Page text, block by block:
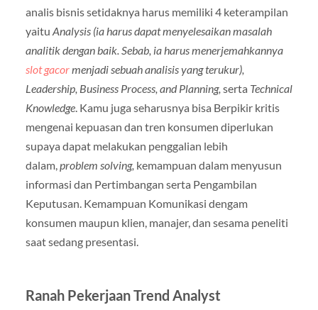
analis bisnis setidaknya harus memiliki 4 keterampilan
yaitu Analysis (ia harus dapat menyelesaikan masalah
analitik dengan baik. Sebab, ia harus menerjemahkannya
slot gacormenjadi sebuah analisis yang terukur),
Leadership, Business Process, and Planning, serta Technical
Knowledge. Kamu juga seharusnya bisa Berpikir kritis
mengenai kepuasan dan tren konsumen diperlukan
supaya dapat melakukan penggalian lebih
dalam, problem solving, kemampuan dalam menyusun
informasi dan Pertimbangan serta Pengambilan
Keputusan. Kemampuan Komunikasi dengam
konsumen maupun klien, manajer, dan sesama peneliti
saat sedang presentasi.
Ranah Pekerjaan Trend Analyst